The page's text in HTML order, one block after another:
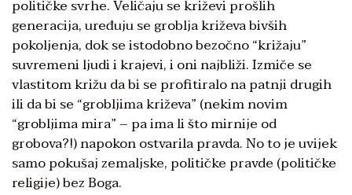
političke svrhe. Veličaju se križevi prošlih
generacija, uređuju se groblja križeva bivših
pokoljenja, dok se istodobno bezočno “križaju”
suvremeni ljudi i krajevi, i oni najbliži. Izmiče se
vlastitom križu da bi se profitiralo na patnji drugih
ili da bi se “grobljima križeva” (nekim novim
“grobljima mira” – pa ima li što mirnije od
grobova?!) napokon ostvarila pravda. No to je uvijek
samo pokušaj zemaljske, političke pravde (političke
religije) bez Boga.